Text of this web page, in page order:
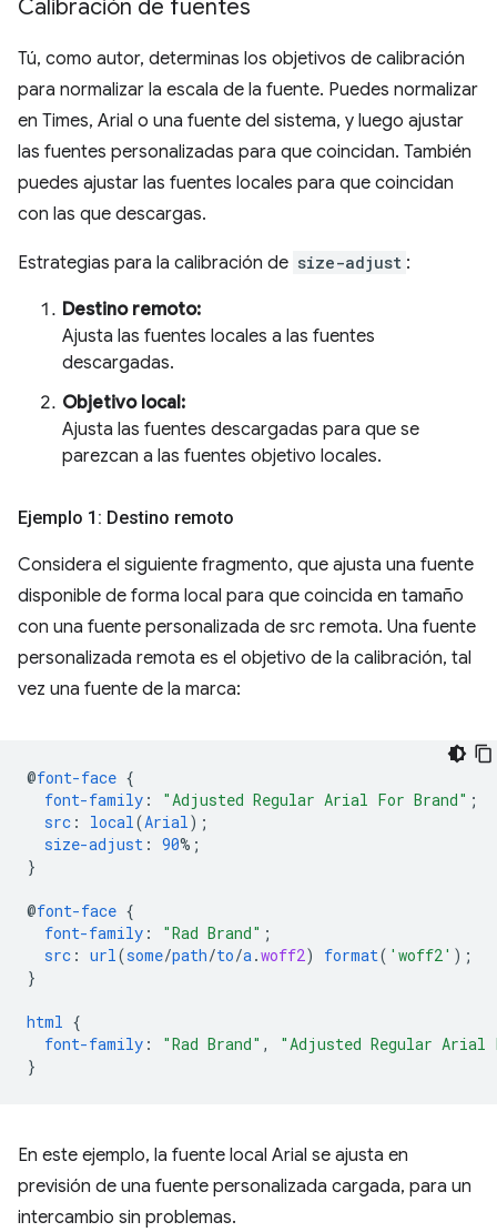
Calibración de fuentes
Tú, como autor, determinas los objetivos de calibración
para normalizar la escala de la fuente. Puedes normalizar
en Times, Arial o una fuente del sistema, y luego ajustar
las fuentes personalizadas para que coincidan. También
puedes ajustar las fuentes locales para que coincidan
con las que descargas.
Estrategias para la calibración de size-adjust :
Destino remoto:
Ajusta las fuentes locales a las fuentes
descargadas.
Objetivo local:
Ajusta las fuentes descargadas para que se
parezcan a las fuentes objetivo locales.
Ejemplo 1: Destino remoto
Considera el siguiente fragmento, que ajusta una fuente
disponible de forma local para que coincida en tamaño
con una fuente personalizada de src remota. Una fuente
personalizada remota es el objetivo de la calibración, tal
vez una fuente de la marca:
@font-face {
font-family : "Adjusted Regular Arial For Brand" ;
src : local(Arial);
size-adjust : 90%;
}
@font-face {
font-family : "Rad Brand" ;
src : url(some/path/to/a.woff2) format( 'woff2' );
}
html {
font-family : "Rad Brand" ,
"Adjusted Regular Arial
}
En este ejemplo, la fuente local Arial se ajusta en
previsión de una fuente personalizada cargada, para un
intercambio sin problemas.